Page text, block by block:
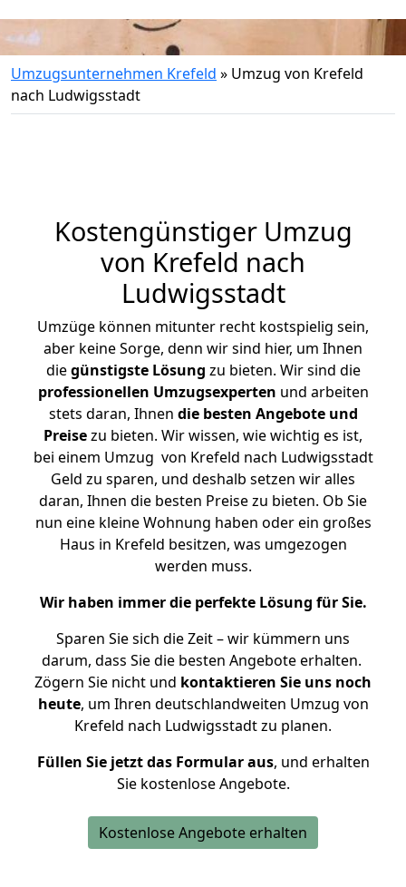
Umzugsunternehmen Krefeld » Umzug von Krefeld
nach Ludwigsstadt
Kostengünstiger Umzug
von Krefeld nach
Ludwigsstadt
Umzüge können mitunter recht kostspielig sein,
aber keine Sorge, denn wir sind hier, um Ihnen
diegünstigste Lösung zu bieten. Wir sind die
professionellen Umzugsexperten und arbeiten
stets daran, Ihnen die besten Angebote und
Preisezu bieten. Wir wissen, wie wichtig es ist,
bei einem Umzug von Krefeld nach Ludwigsstadt
Geld zu sparen, und deshalb setzen wir alles
daran, Ihnen die besten Preise zu bieten. Ob Sie
nun eine kleine Wohnung haben oder ein großes
Haus in Krefeld besitzen, was umgezogen
werden muss.
Wir haben immer die perfekte Lösung für Sie.
Sparen Sie sich die Zeit – wir kümmern uns
darum, dass Sie die besten Angebote erhalten.
Zögern Sie nicht und kontaktieren Sie uns noch
heute, um Ihren deutschlandweiten Umzug von
Krefeld nach Ludwigsstadt zu planen.
Füllen Sie jetzt das Formular aus, und erhalten
Sie kostenlose Angebote.
Kostenlose Angebote erhalten